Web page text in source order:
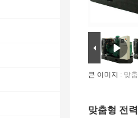
큰 이미지 : 맞
맞춤형 전